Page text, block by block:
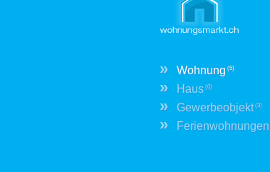
» Wohnung (5)
» Haus (0)
» Gewerbeobjekt(3)
» Ferienwohnungen